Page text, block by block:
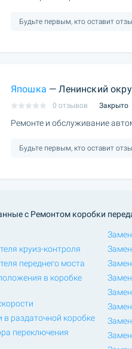
Будьте первым, кто оставит
Япошка — Ленинский
0 отзывов Закрыто
Ремонте и обслуживание
Будьте первым, кто оставит
с Ремонтом коробки
круиз-контроля
переднего моста
в коробке
раздаточной коробке
переключения